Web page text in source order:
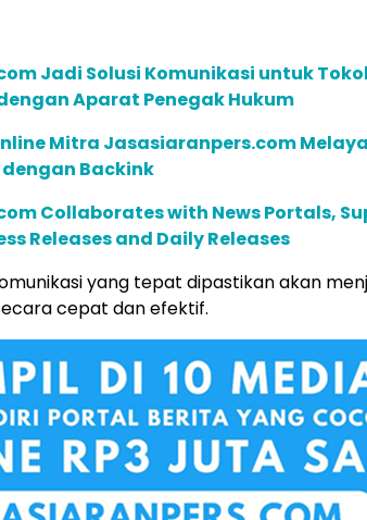
Jadi Solusi Komunikasi untuk
Aparat Penegak Hukum
Mitra Jasasiaranpers.com
Backink
Collaborates with News Portals,
Releases and Daily Releases
yang tepat dipastikan akan
cepat dan efektif.